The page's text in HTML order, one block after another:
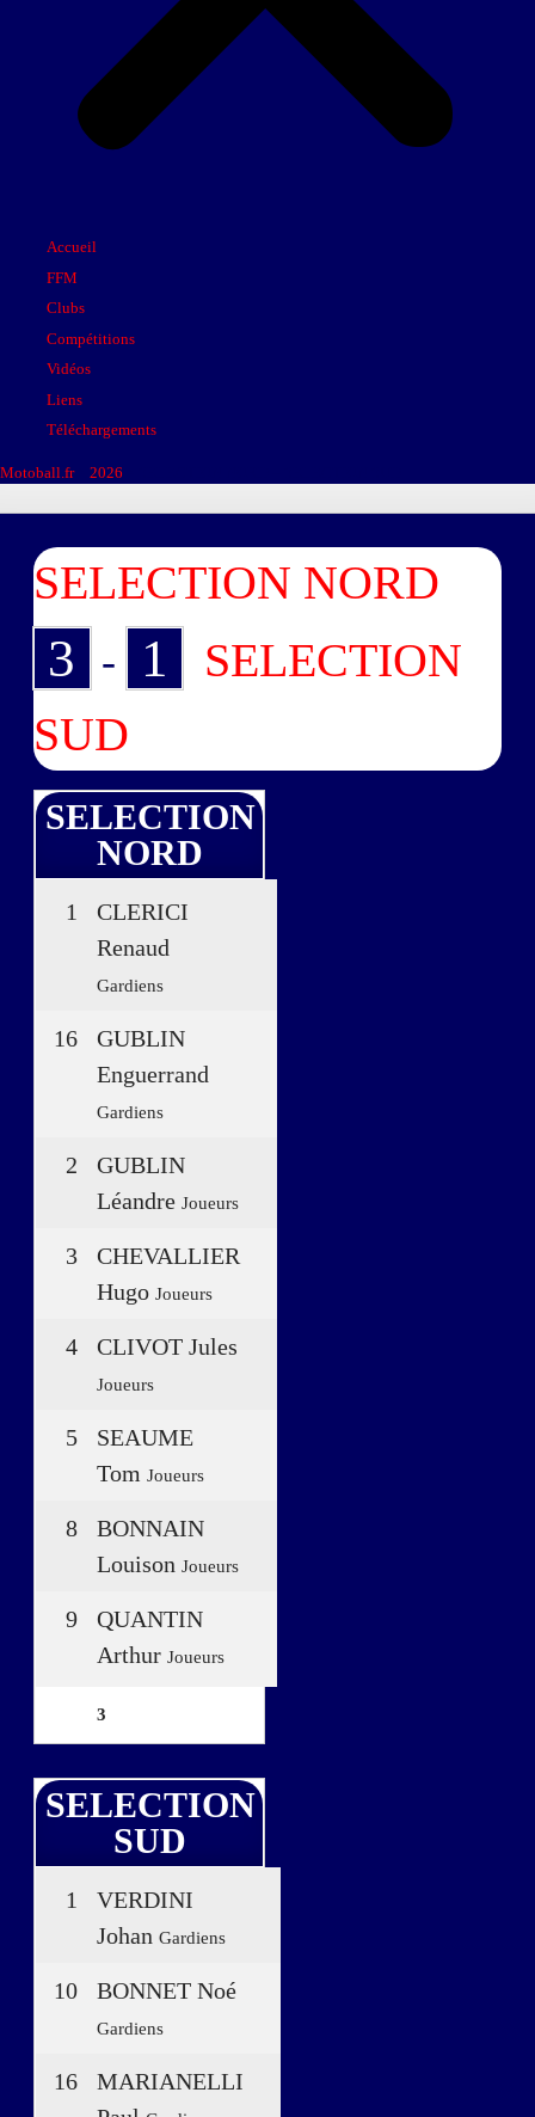
Accueil
FFM
Clubs
Compétitions
Vidéos
Liens
Téléchargements
Motoball.fr> 2026
SELECTION NORD
3 - 1
SELECTION
SUD
SELECTION
NORD
1
CLERICI
Renaud
Gardiens
16
GUBLIN
Enguerrand
Gardiens
2
GUBLIN
Léandre Joueurs
3
CHEVALLIER
Hugo Joueurs
4 CLIVOT Jules
Joueurs
5
SEAUME
Tom Joueurs
8
BONNAIN
Louison Joueurs
9
QUANTIN
Arthur Joueurs
3
SELECTION
SUD
1
VERDINI
Johan Gardiens
10 BONNET Noé
Gardiens
16
MARIANELLI